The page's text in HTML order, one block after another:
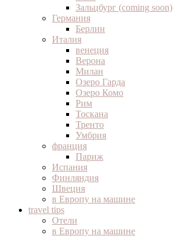
Зальцбург (coming soon)
Германия
Берлин
Италия
венеция
Верона
Милан
Озеро Гарда
Озеро Комо
Рим
Тоскана
Тренто
Умбрия
франция
Париж
Испания
Финляндия
Швеция
в Европу на машине
travel tips
Отели
в Европу на машине